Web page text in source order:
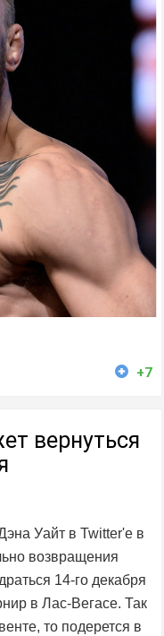
+7
вернуться
Уайт в Twitter'e в
возвращения
14-го декабря
в Лас-Вегасе. Так
то подерется в